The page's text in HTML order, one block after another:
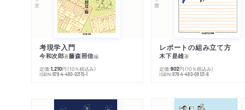
考現学入門
今和次郎著藤森照信編
定価:1,210円 （10％税込み）
ISBN:978-4-480-02115-1
レポートの組み立て方
木下是雄著
定価:902円 （10％税込み）
ISBN:978-4-480-08121-6